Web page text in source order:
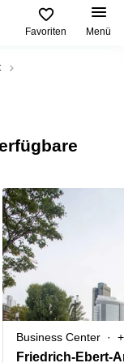
Favoriten Menü
Business Center
Friedrich-Ebert-